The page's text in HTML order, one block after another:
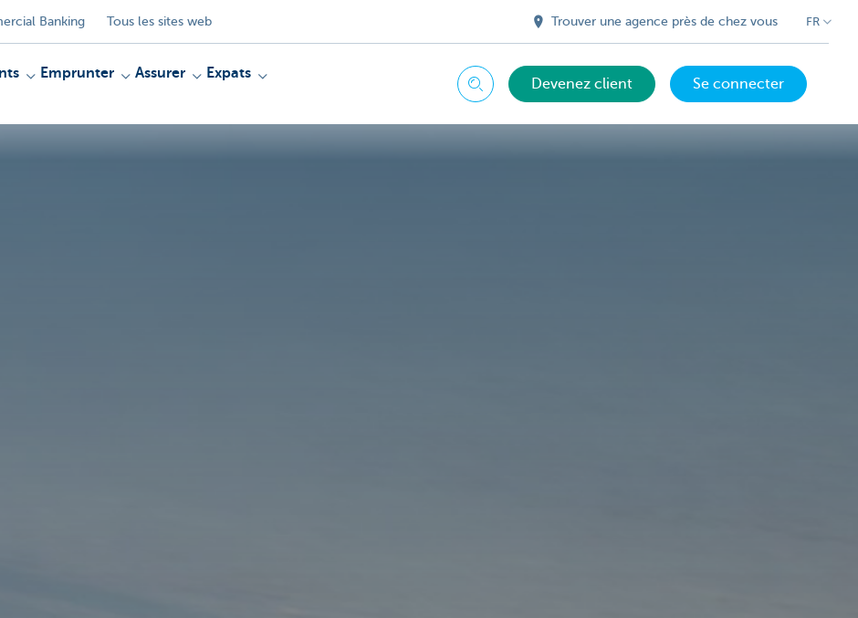
Banking Tous les sites web Trouver une agence près de chez vous FR
Emprunter Assurer
Expats
ChercherDevenez client Se connecter